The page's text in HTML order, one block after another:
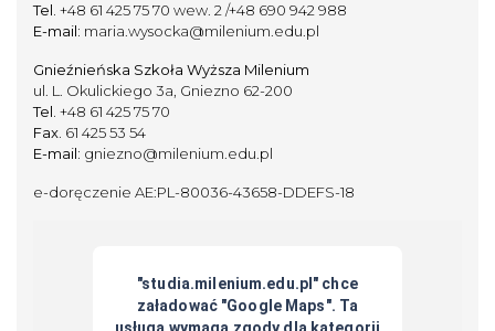
Tel. +48 61 425 75 70 wew. 2 /+48 690 942 988
E-mail: maria.wysocka@milenium.edu.pl
Gnieźnieńska Szkoła Wyższa Milenium
ul. L. Okulickiego 3a, Gniezno 62-200
Tel. +48 61 425 75 70
Fax. 61 425 53 54
E-mail: gniezno@milenium.edu.pl
e-doręczenie AE:PL-80036-43658-DDEFS-18